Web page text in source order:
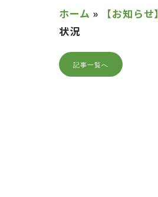
ホーム » 【お知らせ】
状況
記事一覧へ